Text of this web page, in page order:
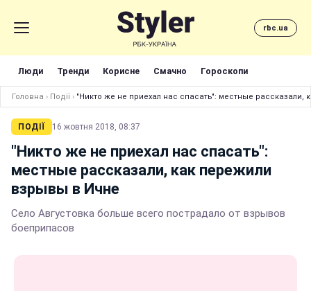
rbc.ua
Люди Тренди Корисне Смачно Гороскопи
Головна › Події › "Никто же не приехал нас спасать": местные
ПОДІЇ 16 жовтня 2018, 08:37
"Никто же не приехал нас спасать":
местные рассказали, как пережили
взрывы в Ичне
Село Августовка больше всего пострадало от взрывов
боеприпасов